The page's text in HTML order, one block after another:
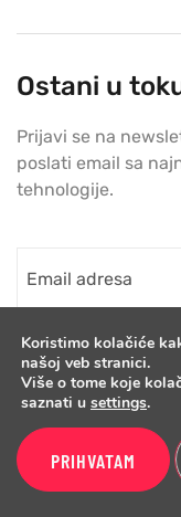
Ostani u
Prijavi se na
poslati email sa
tehnologije.
Koristimo kolačiće
našoj veb stranici.
Više o tome koje
saznati u settings.
PRIHVATAM